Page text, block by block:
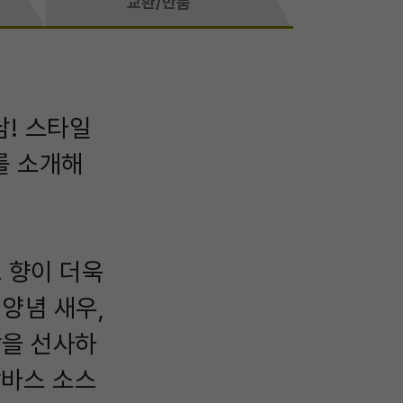
! 스타일
소개해
이 더욱
념 새우,
선사하
스 소스